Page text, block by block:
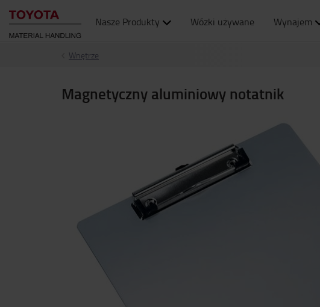
Nasze Produkty Wózki używane Wynajem
Wnętrze
Magnetyczny aluminiowy notatnik